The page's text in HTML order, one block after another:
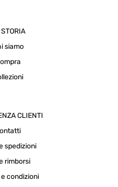
siamo
CLIENTI
spedizioni
rimborsi
condizioni